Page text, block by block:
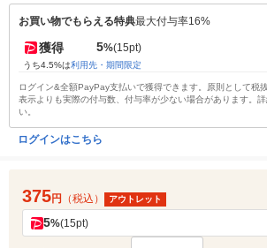
お買い物でもらえる特典最大付与率16%
獲得 5%(15pt)
うち4.5%は利用先・期間限定
ログイン&全額PayPay支払いで獲得できます。原則として税
表示よりも実際の付与数、付与率が少ない場合があります。
い。
ログインはこちら
375円 （税込） アウトレット
5%(15pt)